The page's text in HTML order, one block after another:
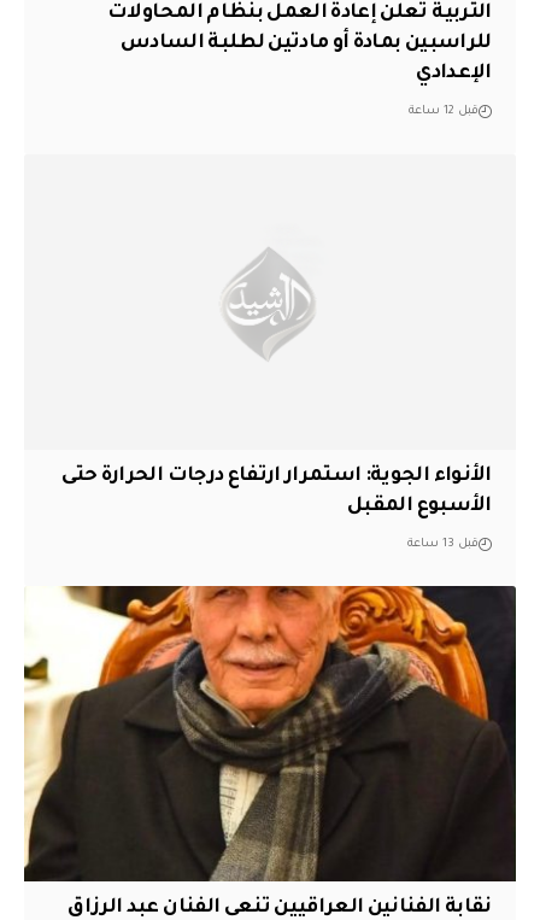
التربية تعلن إعادة العمل بنظام المحاولات
للراسبين بمادة أو مادتين لطلبة السادس
الإعدادي
قبل 12 ساعة
الأنواء الجوية: استمرار ارتفاع درجات الحرارة حتى
الأسبوع المقبل
قبل 13 ساعة
نقابة الفنانين العراقيين تنعى الفنان عبد الرزاق